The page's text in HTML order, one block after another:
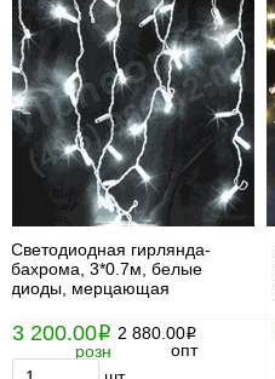
Светодиодная гирлянда-
бахрома, 3*0.7м, белые
диоды, мерцающая
3 200.00i
розн
2 880.00i
опт